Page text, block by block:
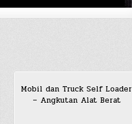
Mobil dan Truck Self Loader
– Angkutan Alat Berat